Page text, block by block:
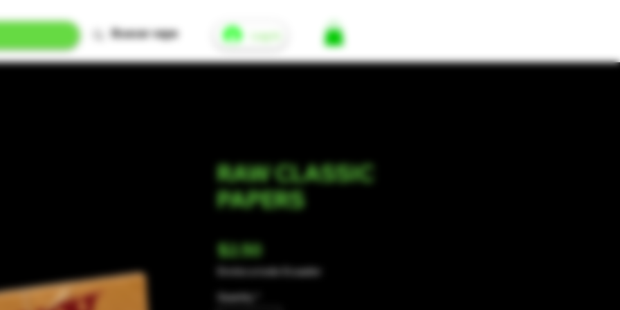
Log In
RAW CLASSIC
PAPERS
$2.50Price
Envíos a todo Ecuador
Quantity